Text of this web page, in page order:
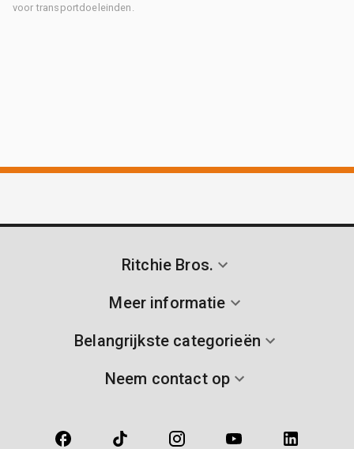
voor transportdoeleinden.
Ritchie Bros.
Meer informatie
Belangrijkste categorieën
Neem contact op